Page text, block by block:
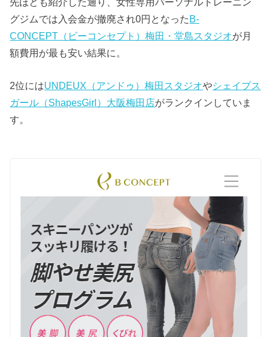
グジムでは入会金が撤廃され0円となったB-
CONCEPT（ビーコンセプト）梅田・堂島スタジオが月
額費用が最も安い結果に。
2位にはUNDEUX（アンドゥ）梅田スタジオやシェイプス
ガール（ShapesGirl）大阪梅田店がランクインしていま
す。